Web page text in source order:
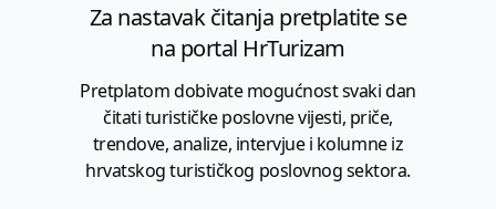
Za nastavak čitanja pretplatite se
na portal HrTurizam
Pretplatom dobivate mogućnost svaki dan
čitati turističke poslovne vijesti, priče,
trendove, analize, intervjue i kolumne iz
hrvatskog turističkog poslovnog sektora.